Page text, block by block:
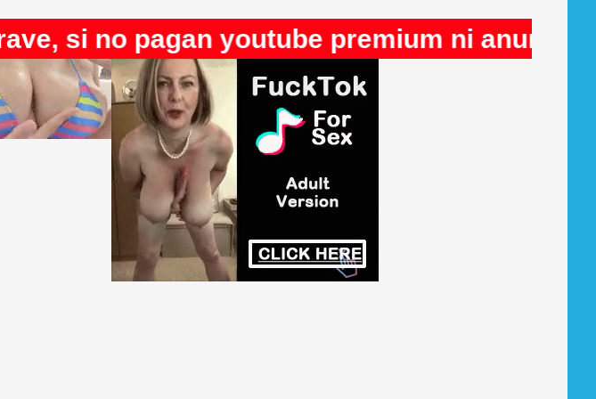
si no pagan youtube premium ni anuncios en